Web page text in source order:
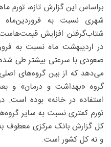
براساس این گزارش تازه، تورم
شهری نسبت به فروردین‌ماه
شتاب‌گرفتن افزایش
در اردیبهشت ماه نسبت به
صعودی با سرعتی بیشتر طی
می‌دهد که از بین گروه‌های
گروه «بهداشت و درمان» و
استفاده در خانه» بوده است.
تورم کمتری نسبت به سایر
کل گزارش بانک مرکزی معطوف
و نه کل کشور است.